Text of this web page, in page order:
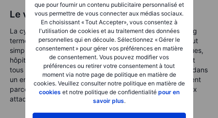
que pour fournir un contenu publicitaire personnalisé et
vous permettre de vous connecter aux médias sociaux.
En choisissant « Tout Accepter», vous consentez à
l'utilisation de cookies et au traitement des données
personnelles qui en découle. Sélectionnez « Gérer le
consentement » pour gérer vos préférences en matière
de consentement. Vous pouvez modifier vos
préférences ou retirer votre consentement à tout
moment via notre page de politique en matière de
cookies. Veuillez consulter notre politique en matière de
cookies et notre politique de confidentialité pour en
savoir plus.
Le verrou ne suffit plus
La cybersécurité reste l’un des thèmes numériques de long
terme les plus évidents, car les entreprises ne peuvent tout
simplement pas choisir de se passer de protection. Banques,
hôpitaux, usines, distributeurs et gouvernements reposent
tous sur des logiciels. Et ces logiciels évoluent désormais dans
un environnement de menaces plus sophistiqué, notamment
parce que l’IA offre des outils plus puissants aussi bien aux
attaquants qu’aux défenseurs.